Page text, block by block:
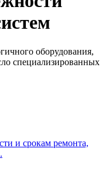
оборудования,
специализированных
и срокам ремонта,